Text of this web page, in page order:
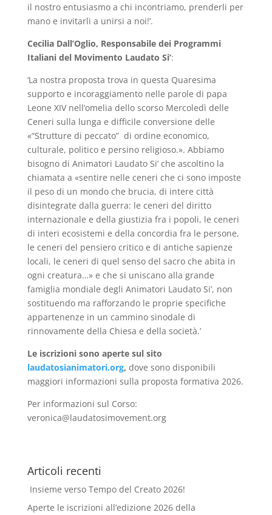
il nostro entusiasmo a chi incontriamo, prenderli per
mano e invitarli a unirsi a noi!’.
Cecilia Dall’Oglio, Responsabile dei Programmi
Italiani del Movimento Laudato Si’:
‘La nostra proposta trova in questa Quaresima
supporto e incoraggiamento nelle parole di papa
Leone XIV nell’omelia dello scorso Mercoledì delle
Ceneri sulla lunga e difficile conversione delle
«“Strutture di peccato” di ordine economico,
culturale, politico e persino religioso.». Abbiamo
bisogno di Animatori Laudato Si’ che ascoltino la
chiamata a «sentire nelle ceneri che ci sono imposte
il peso di un mondo che brucia, di intere città
disintegrate dalla guerra: le ceneri del diritto
internazionale e della giustizia fra i popoli, le ceneri
di interi ecosistemi e della concordia fra le persone,
le ceneri del pensiero critico e di antiche sapienze
locali, le ceneri di quel senso del sacro che abita in
ogni creatura…» e che si uniscano alla grande
famiglia mondiale degli Animatori Laudato Si’, non
sostituendo ma rafforzando le proprie specifiche
appartenenze in un cammino sinodale di
rinnovamente della Chiesa e della società.’
Le iscrizioni sono aperte sul sito
laudatosianimatori.org, dove sono disponibili
maggiori informazioni sulla proposta formativa 2026.
Per informazioni sul Corso:
veronica@laudatosimovement.org
Articoli recenti
Insieme verso Tempo del Creato 2026!
Aperte le iscrizioni all’edizione 2026 della